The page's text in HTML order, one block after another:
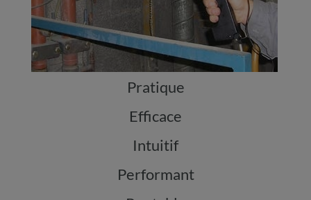
Pratique
Efficace
Intuitif
Performant